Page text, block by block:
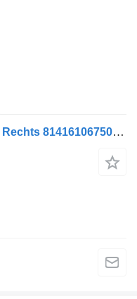
Abdeckung Hauptscheinwerfer Rechts 81416106750 für MAN TGX LKW